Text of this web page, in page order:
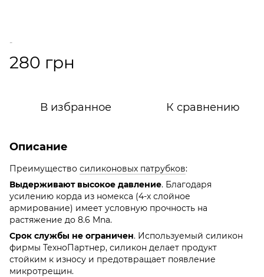
-
280 грн
В избранное К сравнению
Описание
Преимущество силиконовых патрубков:
Выдерживают высокое давление. Благодаря
усилению корда из номекса (4-х слойное
армирование) имеет условную прочность на
растяжение до 8.6 Mna.
Срок службы не ограничен. Используемый силикон
фирмы ТехноПартнер, силикон делает продукт
стойким к износу и предотвращает появление
микротрещин.